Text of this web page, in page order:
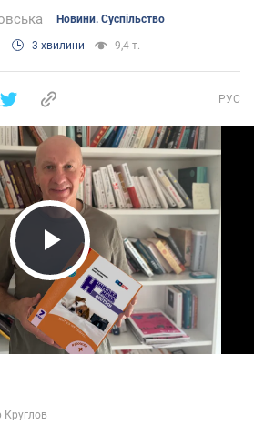
Новини. Суспільство
3 хвилини 9,4 т.
РУС
Play Video